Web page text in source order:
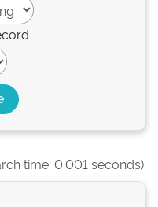
time: 0.001 seconds).